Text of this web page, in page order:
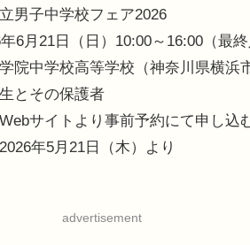
男子中学校フェア2026
6月21日（日）10:00～16:00（最終
院中学校高等学校（神奈川県横浜
とその保護者
サイトより事前予約にて申し込
年5月21日（木）より
advertisement